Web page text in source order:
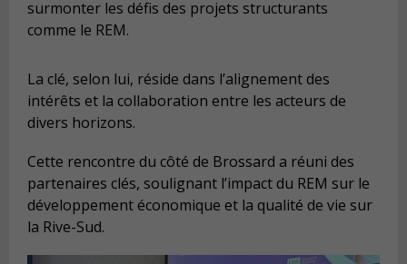
surmonter les défis des projets structurants
comme le REM.
La clé, selon lui, réside dans l’alignement des
intérêts et la collaboration entre les acteurs de
divers horizons.
Cette rencontre du côté de Brossard a réuni des
partenaires clés, soulignant l’impact du REM sur le
développement économique et la qualité de vie sur
la Rive-Sud.